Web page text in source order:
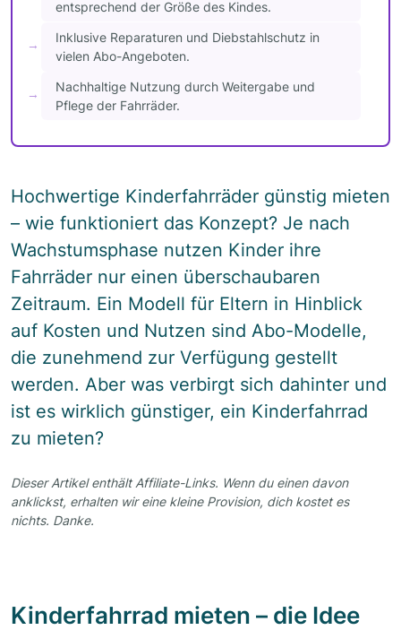
entsprechend der Größe des Kindes.
Inklusive Reparaturen und Diebstahlschutz in
vielen Abo-Angeboten.
Nachhaltige Nutzung durch Weitergabe und
Pflege der Fahrräder.
Hochwertige Kinderfahrräder günstig mieten
– wie funktioniert das Konzept? Je nach
Wachstumsphase nutzen Kinder ihre
Fahrräder nur einen überschaubaren
Zeitraum. Ein Modell für Eltern in Hinblick
auf Kosten und Nutzen sind Abo-Modelle,
die zunehmend zur Verfügung gestellt
werden. Aber was verbirgt sich dahinter und
ist es wirklich günstiger, ein Kinderfahrrad
zu mieten?
Dieser Artikel enthält Affiliate-Links. Wenn du einen davon
anklickst, erhalten wir eine kleine Provision, dich kostet es
nichts. Danke.
Kinderfahrrad mieten – die Idee